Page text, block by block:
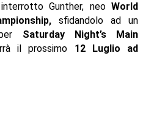
Gunther, neoWorld
sfidandolo ad un
Saturday Night’s Main
il prossimo 12 Luglio ad